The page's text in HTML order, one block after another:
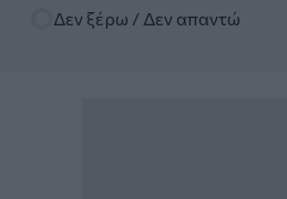
Δεν ξέρω / Δεν απαντώ